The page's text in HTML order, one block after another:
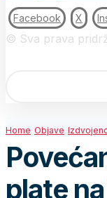
Facebook X
© Sva prava
Home Objave
plate